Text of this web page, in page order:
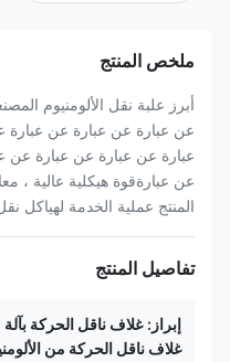
ملخص المنتج
أبرز علبة نقل الألومنيوم
عن عبارة عن عبارة عن
عبارة عن عبارة عن عبارة عن
عن عبارةقوة هيكلية عالية ،
المنتج عملية الخدمة لهياكل
تفاصيل المنتج
إبراز: غلاف ناقل الحركة بآلة CNC
غلاف ناقل الحركة من